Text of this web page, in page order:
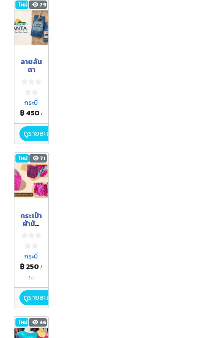
ใหม่ 79
ลายลัน
ตา
กระบี่
฿ 450 /
ดูรายละเอียด
ใหม่ 71
กระเป๋า
ผ้ามัด
กระบี่
฿ 250/
ใบ
ดูรายละเอียด
ใหม่ 46